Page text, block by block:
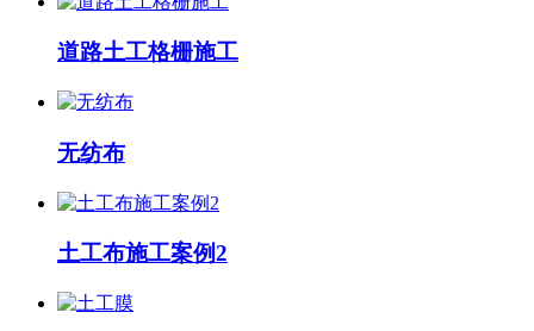
道路土工格栅施工
无纺布
土工布施工案例2